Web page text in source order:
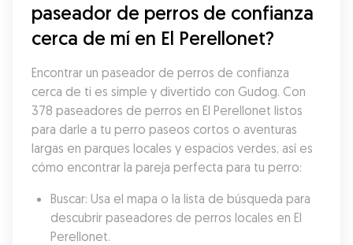
paseador de perros de confianza
cerca de mí en El Perellonet?
Encontrar un paseador de perros de confianza
cerca de ti es simple y divertido con Gudog. Con
378 paseadores de perros en El Perellonet listos
para darle a tu perro paseos cortos o aventuras
largas en parques locales y espacios verdes, así es
cómo encontrar la pareja perfecta para tu perro:
Buscar: Usa el mapa o la lista de búsqueda para
descubrir paseadores de perros locales en El
Perellonet.